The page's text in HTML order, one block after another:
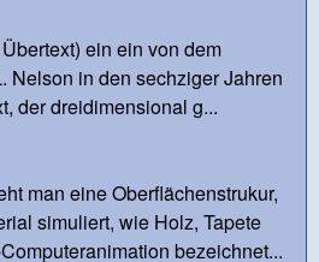
ein ein von dem
Nelson in den sechziger Jahren
der dreidimensional g...
man eine Oberflächenstrukur,
simuliert, wie Holz, Tapete
bezeichnet...